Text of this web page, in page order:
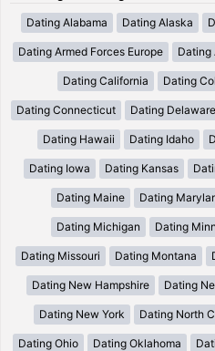
Dating Alabama Dating Alaska
Dating Armed Forces Europe Dating
Dating California Dating
Dating Connecticut Dating Delaware
Dating Hawaii Dating Idaho
Dating Iowa Dating Kansas
Dating Maine Dating
Dating Michigan Dating
Dating Missouri Dating Montana
Dating New Hampshire Dating
Dating New York Dating North
Dating Ohio Dating Oklahoma